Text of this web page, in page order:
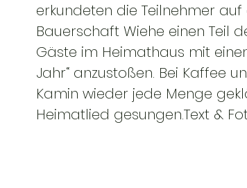
erkundeten die Teilnehmer
Bauerschaft Wiehe einen Teil
Gäste im Heimathaus mit
Jahr“ anzustoßen. Bei Kaffee
Kamin wieder jede Menge
Heimatlied gesungen.Text &